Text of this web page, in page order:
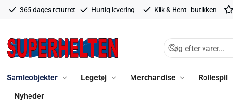
365 dages returret Hurtig levering Klik & Hent i butikken
Samleobjekter Legetøj Merchandise Rollespil
Nyheder